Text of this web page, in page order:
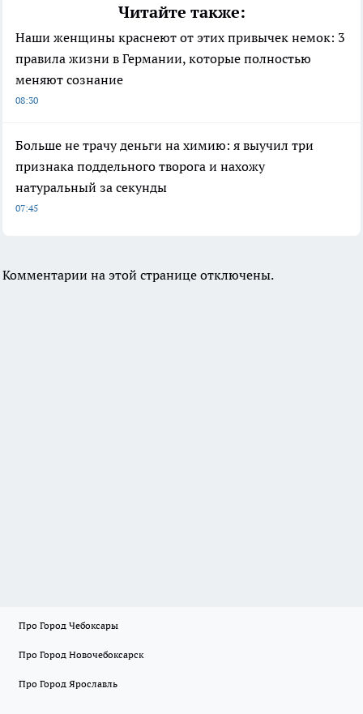
Читайте также:
Наши женщины краснеют от этих привычек немок: 3
правила жизни в Германии, которые полностью
меняют сознание
08:30
Больше не трачу деньги на химию: я выучил три
признака поддельного творога и нахожу
натуральный за секунды
07:45
Комментарии на этой странице отключены.
Про Город Чебоксары
Про Город Новочебоксарск
Про Город Ярославль